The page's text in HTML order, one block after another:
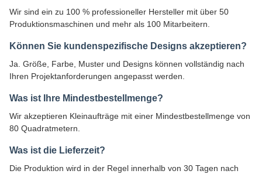
Wir sind ein zu 100 % professioneller Hersteller mit über 50
Produktionsmaschinen und mehr als 100 Mitarbeitern.
Können Sie kundenspezifische Designs akzeptieren?
Ja. Größe, Farbe, Muster und Designs können vollständig nach
Ihren Projektanforderungen angepasst werden.
Was ist Ihre Mindestbestellmenge?
Wir akzeptieren Kleinaufträge mit einer Mindestbestellmenge von
80 Quadratmetern.
Was ist die Lieferzeit?
Die Produktion wird in der Regel innerhalb von 30 Tagen nach